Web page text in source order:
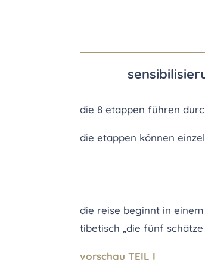
die 8 etappen führen
die etappen können
die reise beginnt in
tibetisch „die fünf
vorschau TEIL I